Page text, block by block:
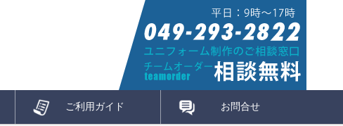
ご利用ガイド お問合せ